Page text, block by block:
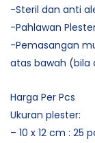
-Steril dan anti
-Pahlawan
-Pemasangan
atas bawah (bila
Harga Per Pcs
Ukuran plester:
– 10 x 12 cm : 25